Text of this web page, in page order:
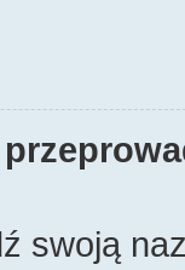
swoją